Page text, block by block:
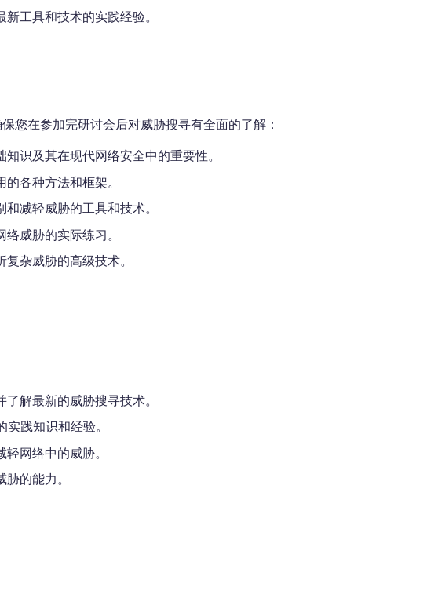
工具和技术的实践经验。
您在参加完研讨会后对威胁搜寻有全面的了解：
识及其在现代网络安全中的重要性。
各种方法和框架。
减轻威胁的工具和技术。
威胁的实际练习。
杂威胁的高级技术。
解最新的威胁搜寻技术。
践知识和经验。
网络中的威胁。
的能力。